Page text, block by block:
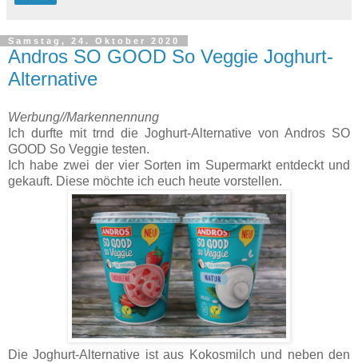
Samstag, 24. Oktober 2020
Andros SO GOOD So Veggie Joghurt-
Alternative
Werbung//Markennennung
Ich durfte mit trnd die Joghurt-Alternative von Andros SO
GOOD So Veggie testen.
Ich habe zwei der vier Sorten im Supermarkt entdeckt und
gekauft. Diese möchte ich euch heute vorstellen.
Die Joghurt-Alternative ist aus Kokosmilch und neben den